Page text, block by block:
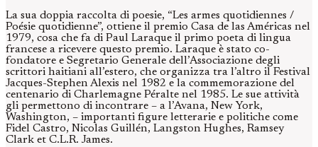
La sua doppia raccolta di poesie, “Les armes quotidiennes /
Poésie quotidienne”, ottiene il premio Casa de las Américas nel
1979, cosa che fa di Paul Laraque il primo poeta di lingua
francese a ricevere questo premio. Laraque è stato co-
fondatore e Segretario Generale dell’Associazione degli
scrittori haitiani all’estero, che organizza tra l’altro il Festival
Jacques-Stephen Alexis nel 1982 e la commemorazione del
centenario di Charlemagne Péralte nel 1985. Le sue attività
gli permettono di incontrare – a l’Avana, New York,
Washington, – importanti figure letterarie e politiche come
Fidel Castro, Nicolas Guillén, Langston Hughes, Ramsey
Clark et C.L.R. James.